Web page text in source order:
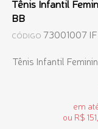
Tênis Infantil
BB
CÓDIGO 73001007 IF
Tênis Infantil
em
ou R$